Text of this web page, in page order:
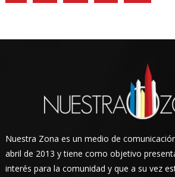
Nuestra Zona es un medio de
abril de 2013 y tiene como objetivo
interés para la comunidad y que a su vez